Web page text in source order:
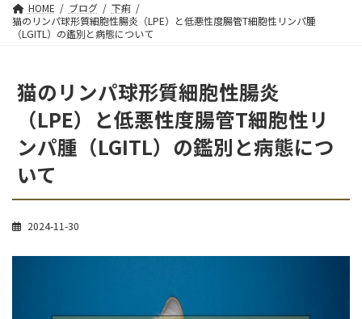
HOME ブログ
下痢
猫のリンパ球形質細胞性腸炎（LPE）と低悪性度腸管T細胞性リンパ腫
（LGITL）の鑑別と病態について
猫のリンパ球形質細胞性腸炎
（LPE）と低悪性度腸管T細胞性リ
ンパ腫（LGITL）の鑑別と病態につ
いて
2024-11-30